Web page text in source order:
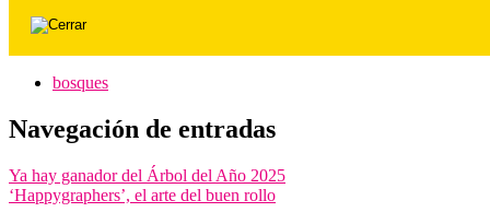
bosques
Navegación de entradas
Ya hay ganador del Árbol del Año 2025
‘Happygraphers’, el arte del buen rollo